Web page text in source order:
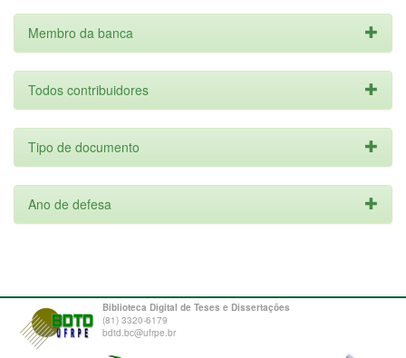
Membro da banca
Todos contribuidores
Tipo de documento
Ano de defesa
Biblioteca Digital de Teses e Dissertações
(81) 3320-6179
bdtd.bc@ufrpe.br